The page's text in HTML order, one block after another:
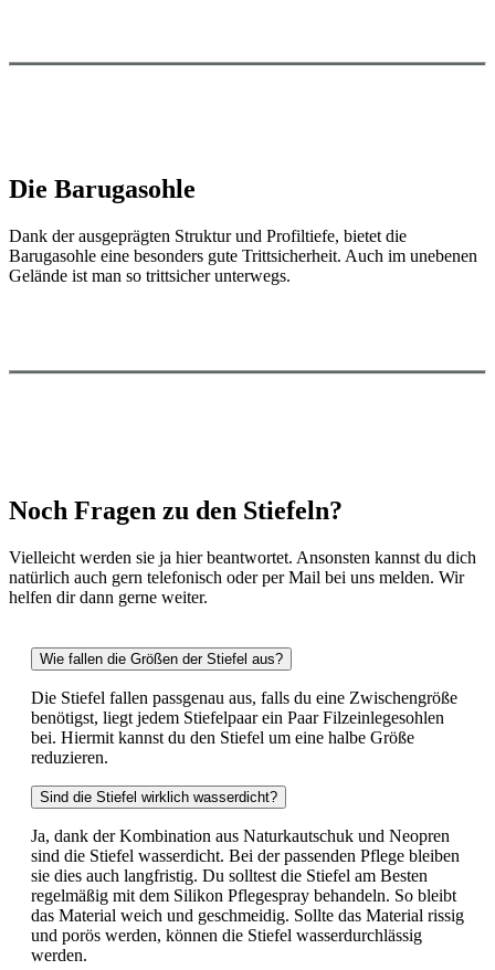
Die Barugasohle
Dank der ausgeprägten Struktur und Profiltiefe, bietet die
Barugasohle eine besonders gute Trittsicherheit. Auch im unebenen
Gelände ist man so trittsicher unterwegs.
Noch Fragen zu den Stiefeln?
Vielleicht werden sie ja hier beantwortet. Ansonsten kannst du dich
natürlich auch gern telefonisch oder per Mail bei uns melden. Wir
helfen dir dann gerne weiter.
Wie fallen die Größen der Stiefel aus?
Die Stiefel fallen passgenau aus, falls du eine Zwischengröße
benötigst, liegt jedem Stiefelpaar ein Paar Filzeinlegesohlen
bei. Hiermit kannst du den Stiefel um eine halbe Größe
reduzieren.
Sind die Stiefel wirklich wasserdicht?
Ja, dank der Kombination aus Naturkautschuk und Neopren
sind die Stiefel wasserdicht. Bei der passenden Pflege bleiben
sie dies auch langfristig. Du solltest die Stiefel am Besten
regelmäßig mit dem Silikon Pflegespray behandeln. So bleibt
das Material weich und geschmeidig. Sollte das Material rissig
und porös werden, können die Stiefel wasserdurchlässig
werden.